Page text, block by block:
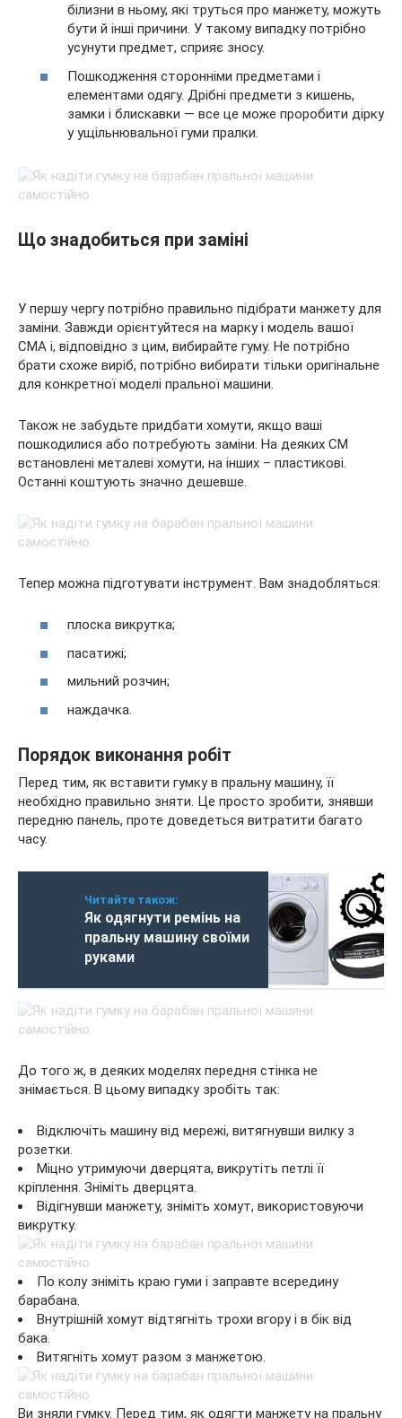
білизни в ньому, які труться про манжету, можуть
бути й інші причини. У такому випадку потрібно
усунути предмет, сприяє зносу.
Пошкодження сторонніми предметами і
елементами одягу. Дрібні предмети з кишень,
замки і блискавки — все це може проробити дірку
у ущільнювальної гуми пралки.
Що знадобиться при заміні
У першу чергу потрібно правильно підібрати манжету для
заміни. Завжди орієнтуйтеся на марку і модель вашої
СМА і, відповідно з цим, вибирайте гуму. Не потрібно
брати схоже виріб, потрібно вибирати тільки оригінальне
для конкретної моделі пральної машини.
Також не забудьте придбати хомути, якщо ваші
пошкодилися або потребують заміни. На деяких СМ
встановлені металеві хомути, на інших – пластикові.
Останні коштують значно дешевше.
Тепер можна підготувати інструмент. Вам знадобляться:
плоска викрутка;
пасатижі;
мильний розчин;
наждачка.
Порядок виконання робіт
Перед тим, як вставити гумку в пральну машину, її
необхідно правильно зняти. Це просто зробити, знявши
передню панель, проте доведеться витратити багато
часу.
Читайте також:
Як одягнути ремінь на
пральну машину своїми
руками
До того ж, в деяких моделях передня стінка не
знімається. В цьому випадку зробіть так:
Відключіть машину від мережі, витягнувши вилку з
розетки.
Міцно утримуючи дверцята, викрутіть петлі її
кріплення. Зніміть дверцята.
Відігнувши манжету, зніміть хомут, використовуючи
викрутку.
По колу зніміть краю гуми і заправте всередину
барабана.
Внутрішній хомут відтягніть трохи вгору і в бік від
бака.
Витягніть хомут разом з манжетою.
Ви зняли гумку. Перед тим, як одягти манжету на пральну